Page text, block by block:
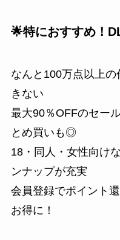
🌟特におすすめ！
なんと100万点以上
きない
最大90％OFFのセー
とめ買いも◎
18・同人・女性向け
ンナップが充実
会員登録でポイント
お得に！